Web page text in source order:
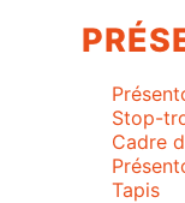
Stop-
Cadre
Tapis